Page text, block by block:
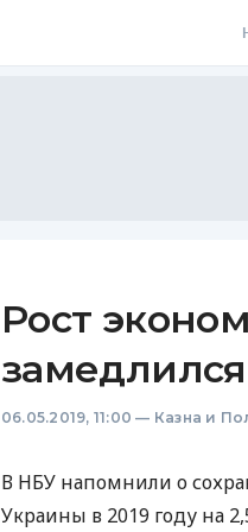
Рост
06.05.2019, 11:00 — Казна и
В НБУ напомнили о
Украины в 2019 году на